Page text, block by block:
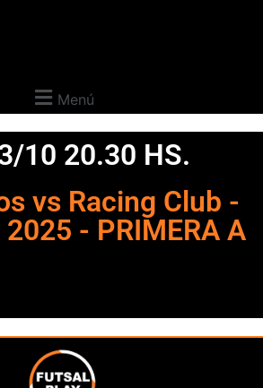
Menú
10 20.30 HS.
vs Racing Club -
2025 - PRIMERA A